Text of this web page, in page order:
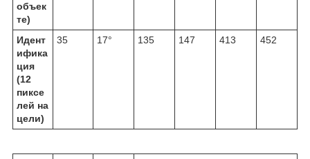
объек
те)
Идент
ифика
ция
(12
пиксе
лей на
цели)
35 17° 135 147 413 452